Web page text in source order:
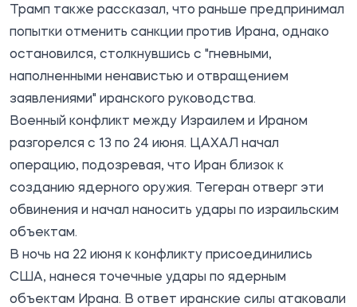
Трамп также рассказал, что раньше предпринимал
попытки отменить санкции против Ирана, однако
остановился, столкнувшись с "гневными,
наполненными ненавистью и отвращением
заявлениями" иранского руководства.
Военный конфликт между Израилем и Ираном
разгорелся с 13 по 24 июня. ЦАХАЛ начал
операцию, подозревая, что Иран близок к
созданию ядерного оружия. Тегеран отверг эти
обвинения и начал наносить удары по израильским
объектам.
В ночь на 22 июня к конфликту присоединились
США, нанеся точечные удары по ядерным
объектам Ирана. В ответ иранские силы атаковали